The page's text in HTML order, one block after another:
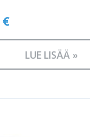
€
LUE LISÄÄ »